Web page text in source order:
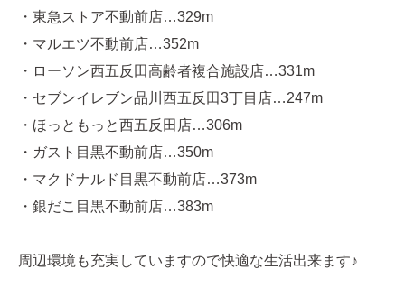
・東急ストア不動前店…329m
・マルエツ不動前店…352m
・ローソン西五反田高齢者複合施設店…331m
・セブンイレブン品川西五反田3丁目店…247m
・ほっともっと西五反田店…306m
・ガスト目黒不動前店…350m
・マクドナルド目黒不動前店…373m
・銀だこ目黒不動前店…383m
周辺環境も充実していますので快適な生活出来ます♪